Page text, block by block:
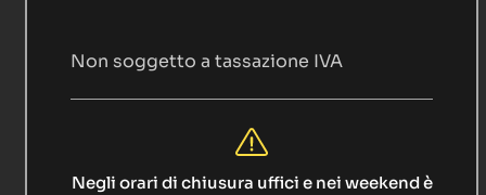
Non soggetto a tassazione IVA
Negli orari di chiusura uffici e nei weekend è